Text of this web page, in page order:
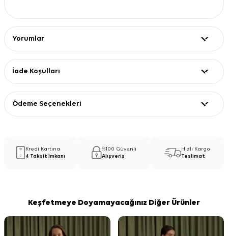
Yorumlar
İade Koşulları
Ödeme Seçenekleri
Kredi Kartına
4 Taksit İmkanı
%100 Güvenli
Alışveriş
Hızlı Kargo
Teslimat
Keşfetmeye Doyamayacağınız Diğer Ürünler